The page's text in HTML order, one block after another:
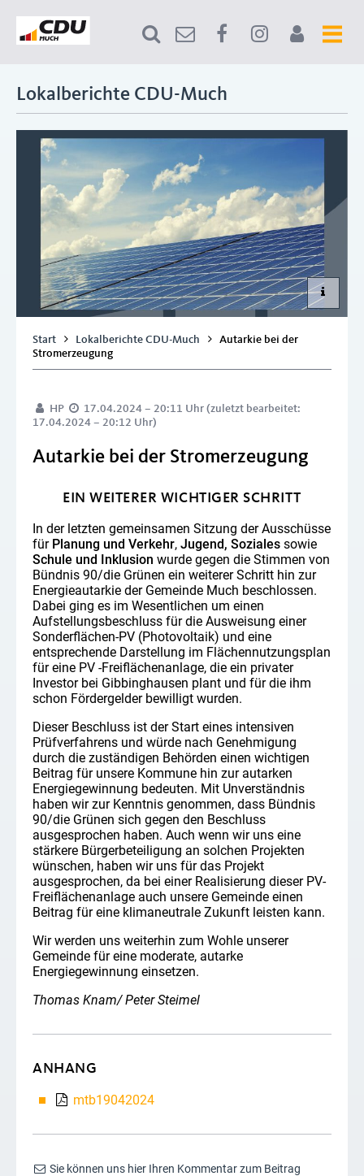
Lokalberichte CDU-Much
Start Lokalberichte CDU-Much
Autarkie bei der
Stromerzeugung
HP
17.04.2024 – 20:11 Uhr (zuletzt bearbeitet:
17.04.2024 – 20:12 Uhr)
Autarkie bei der Stromerzeugung
EIN WEITERER WICHTIGER SCHRITT
In der letzten gemeinsamen Sitzung der Ausschüsse
für Planung und Verkehr, Jugend, Soziales sowie
Schule und Inklusion wurde gegen die Stimmen von
Bündnis 90/die Grünen ein weiterer Schritt hin zur
Energieautarkie der Gemeinde Much beschlossen.
Dabei ging es im Wesentlichen um einen
Aufstellungsbeschluss für die Ausweisung einer
Sonderflächen-PV (Photovoltaik) und eine
entsprechende Darstellung im Flächennutzungsplan
für eine PV -Freiflächenanlage, die ein privater
Investor bei Gibbinghausen plant und für die ihm
schon Fördergelder bewilligt wurden.
Dieser Beschluss ist der Start eines intensiven
Prüfverfahrens und würde nach Genehmigung
durch die zuständigen Behörden einen wichtigen
Beitrag für unsere Kommune hin zur autarken
Energiegewinnung bedeuten. Mit Unverständnis
haben wir zur Kenntnis genommen, dass Bündnis
90/die Grünen sich gegen den Beschluss
ausgesprochen haben. Auch wenn wir uns eine
stärkere Bürgerbeteiligung an solchen Projekten
wünschen, haben wir uns für das Projekt
ausgesprochen, da bei einer Realisierung dieser PV-
Freiflächenanlage auch unsere Gemeinde einen
Beitrag für eine klimaneutrale Zukunft leisten kann.
Wir werden uns weiterhin zum Wohle unserer
Gemeinde für eine moderate, autarke
Energiegewinnung einsetzen.
Thomas Knam/ Peter Steimel
ANHANG
mtb19042024
Sie können uns hier Ihren Kommentar zum Beitrag